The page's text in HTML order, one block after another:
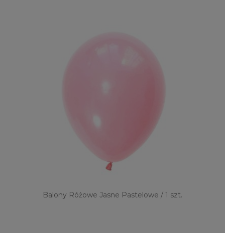
Balony Różowe Jasne Pastelowe / 1 szt.